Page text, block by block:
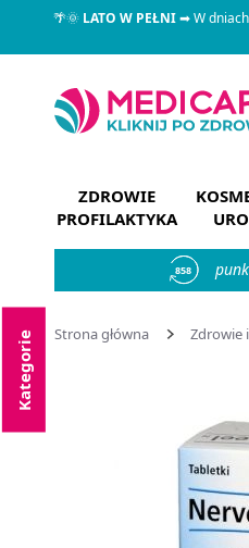
🌴🌞LATO W PEŁNI➡ W
ZDROWIE
PROFILAKTYKA
858
Strona główna Zdrowie
Kategorie